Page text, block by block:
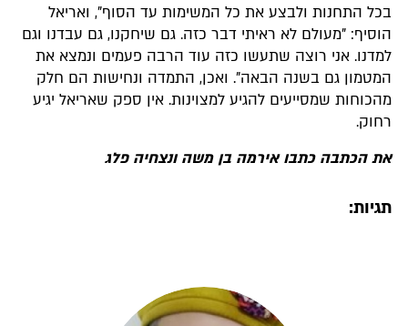
בכל התחנות ולבצע את כל המשימות עד הסוף", ואריאל
הוסיף: "מעולם לא ראיתי דבר כזה. גם שיחקנו, גם עבדנו וגם
למדנו. אני רוצה שתעשו כזה עוד הרבה פעמים ונמצא את
המטמון גם בשנה הבאה". ואכן, התמדה ונחישות הם חלק
מהכוחות שמסייעים להגיע למצוינות. אין ספק שאריאל יגיע
רחוק.
את הכתבה כתבו אירמה בן משה ונצחיה פלג
תגיות: